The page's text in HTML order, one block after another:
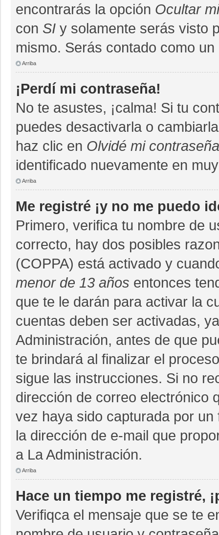
encontrarás la opción Ocultar
con SI y solamente serás visto
mismo. Serás contado como
Arriba
¡Perdí mi contraseña!
No te asustes, ¡calma! Si tu
puedes desactivarla o
haz clic en Olvidé mi contraseña
identificado nuevamente en
Arriba
Me registré ¡y no me puedo
Primero, verifica tu nombre de
correcto, hay dos posibles
(COPPA) está activado y
menor de 13 años entonces
que te le darán para activar la
cuentas deben ser activadas,
Administración, antes de que
te brindará al finalizar el
sigue las instrucciones. Si no
dirección de correo electrónico
vez haya sido capturada por
la dirección de e-mail que
a La Administración.
Arriba
Hace un tiempo me registré,
Verifiqca el mensaje que se te